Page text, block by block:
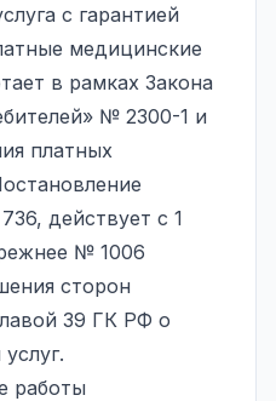
с гарантией
медицинские
в рамках Закона
№ 2300-1 и
платных
действует с 1
№ 1006
сторон
39 ГК РФ о
работы